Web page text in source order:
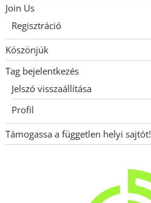
Join Us
Regisztráció
Köszönjük
Tag bejelentkezés
Jelszó visszaállítása
Profil
Támogassa a független helyi sajtót!